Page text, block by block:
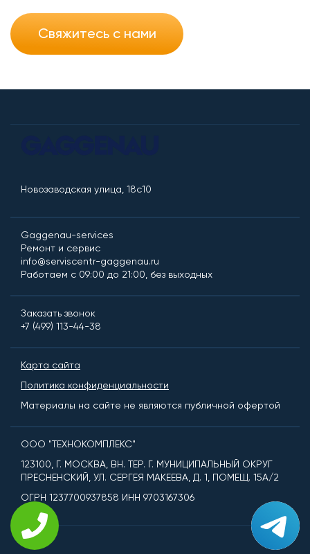
Свяжитесь с нами
Новозаводская улица, 18с10
Gaggenau-services
Ремонт и сервис
info@serviscentr-gaggenau.ru
Работаем с 09:00 до 21:00, без выходных
Заказать звонок
+7 (499) 113-44-38
Карта сайта
Политика конфиденциальности
Материалы на сайте не являются публичной офертой
ООО "ТЕХНОКОМПЛЕКС"
123100, Г. МОСКВА, ВН. ТЕР. Г. МУНИЦИПАЛЬНЫЙ ОКРУГ
ПРЕСНЕНСКИЙ, УЛ. СЕРГЕЯ МАКЕЕВА, Д. 1, ПОМЕЩ. 15А/2
ОГРН 1237700937858 ИНН 9703167306